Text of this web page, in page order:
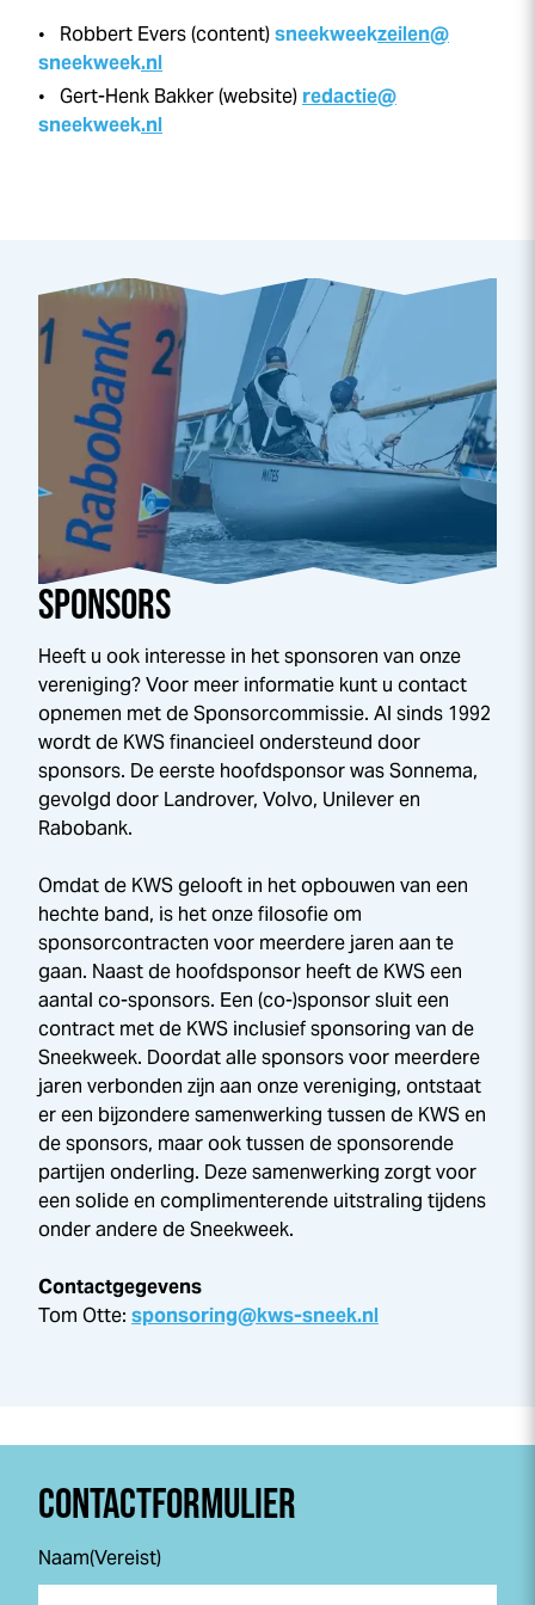
Robbert Evers (content)sneekweekzeilen@
sneekweek.nl
Gert-Henk Bakker (website) redactie@
sneekweek.nl
SPONSORS
Heeft u ook interesse in het sponsoren van onze
vereniging? Voor meer informatie kunt u contact
opnemen met de Sponsorcommissie. Al sinds 1992
wordt de KWS financieel ondersteund door
sponsors. De eerste hoofdsponsor was Sonnema,
gevolgd door Landrover, Volvo, Unilever en
Rabobank.
Omdat de KWS gelooft in het opbouwen van een
hechte band, is het onze filosofie om
sponsorcontracten voor meerdere jaren aan te
gaan. Naast de hoofdsponsor heeft de KWS een
aantal co-sponsors. Een (co-)sponsor sluit een
contract met de KWS inclusief sponsoring van de
Sneekweek. Doordat alle sponsors voor meerdere
jaren verbonden zijn aan onze vereniging, ontstaat
er een bijzondere samenwerking tussen de KWS en
de sponsors, maar ook tussen de sponsorende
partijen onderling. Deze samenwerking zorgt voor
een solide en complimenterende uitstraling tijdens
onder andere deSneekweek.
Contactgegevens
Tom Otte: sponsoring@kws-sneek.nl
CONTACTFORMULIER
Naam(Vereist)